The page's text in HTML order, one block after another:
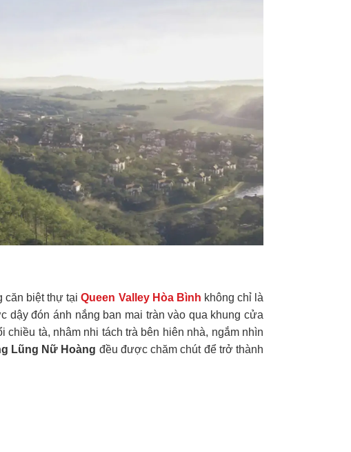
căn biệt thự tạiQueen Valley Hòa Bình không chỉ là
đón ánh nắng ban mai tràn vào qua khung cửa
tà, nhâm nhi tách trà bên hiên nhà, ngắm nhìn
Lũng Nữ Hoàng đều được chăm chút để trở thành